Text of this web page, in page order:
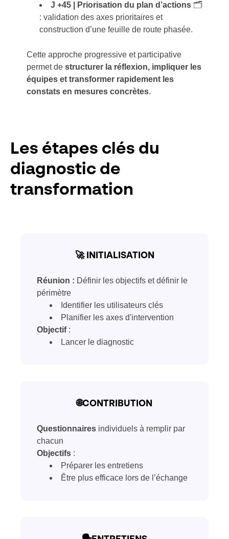
J +45 | Priorisation du plan d’actions 🗂️
: validation des axes prioritaires et
construction d’une feuille de route phasée.
Cette approche progressive et participative
permet de structurer la réflexion, impliquer les
équipes et transformer rapidement les
constats en mesures concrètes.
Les étapes clés du
diagnostic de
transformation
🚀 INITIALISATION
Réunion : Définir les objectifs et définir le
périmètre
Identifier les utilisateurs clés
Planifier les axes d'intervention
Objectif:
Lancer le diagnostic
🌐CONTRIBUTION
Questionnaires individuels à remplir par
chacun
Objectifs :
Préparer les entretiens
Être plus efficace lors de l’échange